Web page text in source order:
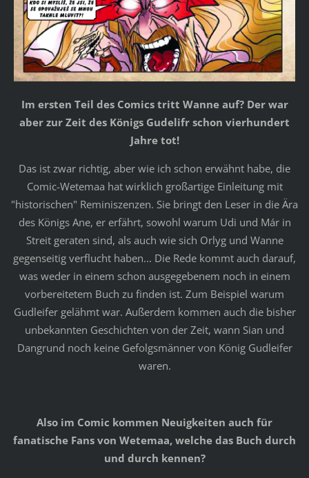
Im ersten Teil des Comics tritt Wanne auf? Der war
aber zur Zeit des Königs Gudelifr schon vierhundert
Jahre tot!
Das ist zwar richtig, aber wie ich schon erwähnt habe, die
Comic-Wetemaa hat wirklich großartige Einleitung mit
"historischen" Reminiszenzen. Sie bringt den Leser in die Ära
des Königs Ane, er erfährt, sowohl warum Udi und Már in
Streit geraten sind, als auch wie sich Orlyg und Wanne
gegenseitig verflucht haben... Die Rede kommt auch darauf,
was weder in einem schon ausgegebenem noch in einem
vorbereitetem Buch zu finden ist. Zum Beispiel warum
Gudleifer gelähmt war. Außerdem kommen auch die bisher
unbekannten Geschichten von der Zeit, wann Sian und
Dangrund noch keine Gefolgsmänner von König Gudleifer
waren.
Also im Comic kommen Neuigkeiten auch für
fanatische Fans von Wetemaa, welche das Buch durch
und durch kennen?